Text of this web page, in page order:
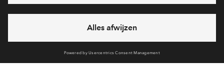
feestdagen)
vandaag van 10:00 - 13:00 uur